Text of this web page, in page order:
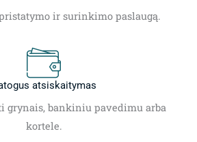
ir surinkimo paslaugą.
atsiskaitymas
grynais, bankiniu pavedimu arba
kortele.